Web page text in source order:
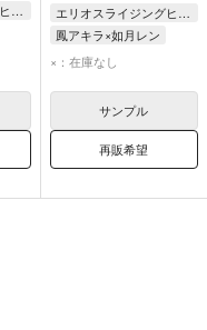
エリオスライジングヒーローズ
エリオスライジングヒーローズ
鳳アキラ×如月レン
鳳アキラ
×：在庫なし
サンプル
再販希望